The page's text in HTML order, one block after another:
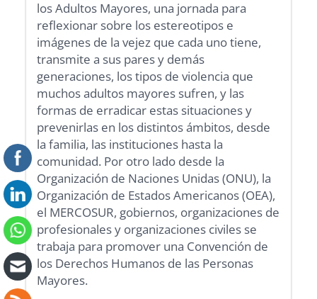
los Adultos Mayores, una jornada para
reflexionar sobre los estereotipos e
imágenes de la vejez que cada uno tiene,
transmite a sus pares y demás
generaciones, los tipos de violencia que
muchos adultos mayores sufren, y las
formas de erradicar estas situaciones y
prevenirlas en los distintos ámbitos, desde
la familia, las instituciones hasta la
comunidad. Por otro lado desde la
Organización de Naciones Unidas (ONU), la
Organización de Estados Americanos (OEA),
el MERCOSUR, gobiernos, organizaciones de
profesionales y organizaciones civiles se
trabaja para promover una Convención de
los Derechos Humanos de las Personas
Mayores.